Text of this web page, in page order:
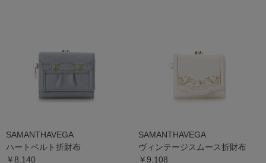
SAMANTHAVEGA
ハートベルト折財布
￥8,140
SAMANTHAVEGA
ヴィンテージスムース折財布
￥9,108